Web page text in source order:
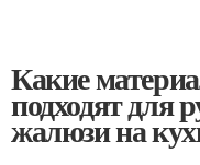
Какие
подходят для
жалюзи на